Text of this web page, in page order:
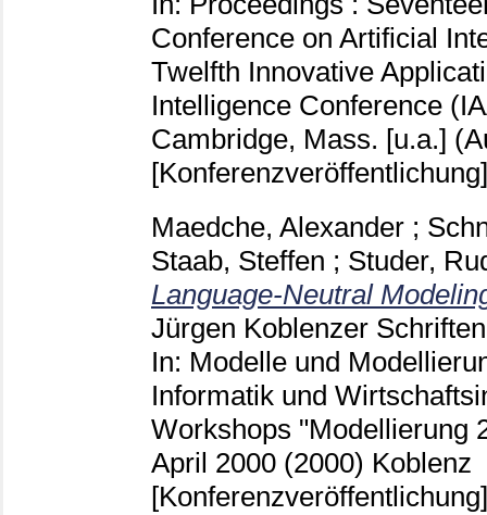
Conference on Artificial
Twelfth Innovative
Intelligence Conference
Cambridge, Mass. [u.a.]
[Konferenzveröffentlichung]
Maedche, Alexander ;
Staab, Steffen ; Studer,
Language-Neutral
Jürgen Koblenzer
In: Modelle und
Informatik und
Workshops "Modellierung
April 2000 (2000) Koblenz
[Konferenzveröffentlichung]